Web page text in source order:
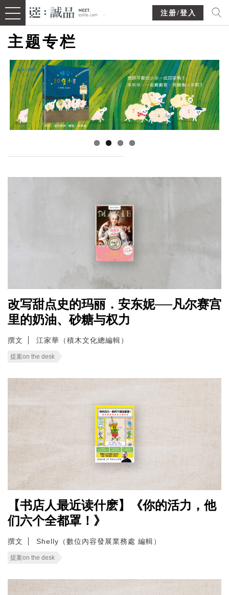
注册/登入
主题专栏
改写甜点史的玛丽．安东妮──凡尔赛宫
里的奶油、砂糖与权力
撰文 江家華（積木文化總編輯）
提案on the desk
【书店人最近读什麽】《你的活力，他
们六个全都罩！》
撰文 Shelly（數位內容發展業務處 編輯）
提案on the desk